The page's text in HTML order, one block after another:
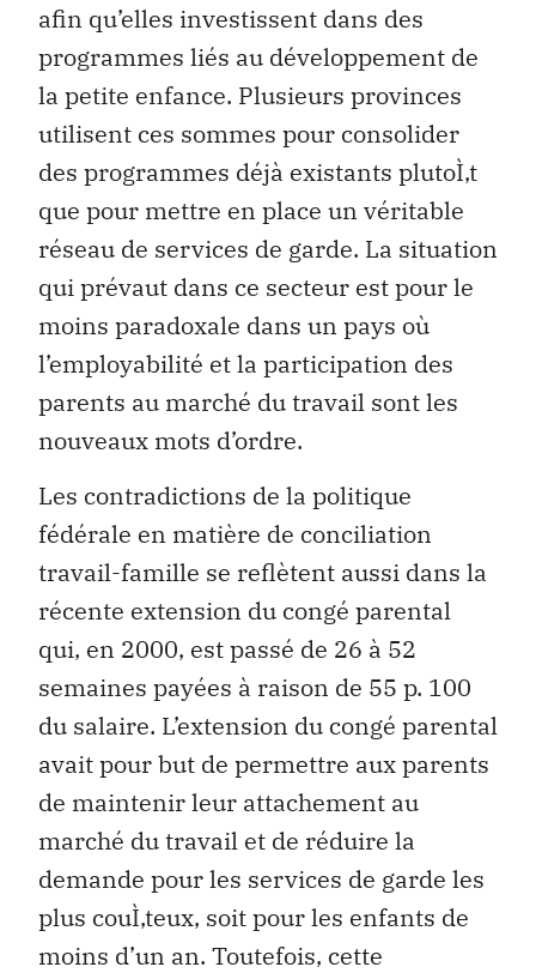
afin qu’elles investissent dans des
programmes liés au développement de
la petite enfance. Plusieurs provinces
utilisent ces sommes pour consolider
des programmes déjà existants plutoÌ‚t
que pour mettre en place un véritable
réseau de services de garde. La situation
qui prévaut dans ce secteur est pour le
moins paradoxale dans un pays où
l’employabilité et la participation des
parents au marché du travail sont les
nouveaux mots d’ordre.
Les contradictions de la politique
fédérale en matière de conciliation
travail-famille se reflètent aussi dans la
récente extension du congé parental
qui, en 2000, est passé de 26 à 52
semaines payées à raison de 55 p. 100
du salaire. L’extension du congé parental
avait pour but de permettre aux parents
de maintenir leur attachement au
marché du travail et de réduire la
demande pour les services de garde les
plus couÌ‚teux, soit pour les enfants de
moins d’un an. Toutefois, cette